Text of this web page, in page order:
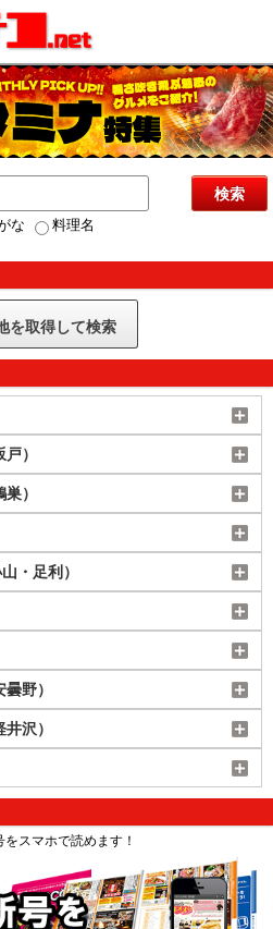
検索
な 料理名
を取得して検索
）
）
・足利）
野）
沢）
スマホで読めます！